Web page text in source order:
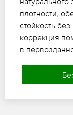
плотности,
стойкость
коррекция
в